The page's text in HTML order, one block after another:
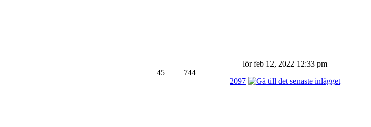
45 744
lör feb 12, 2022 12:33 pm
2097